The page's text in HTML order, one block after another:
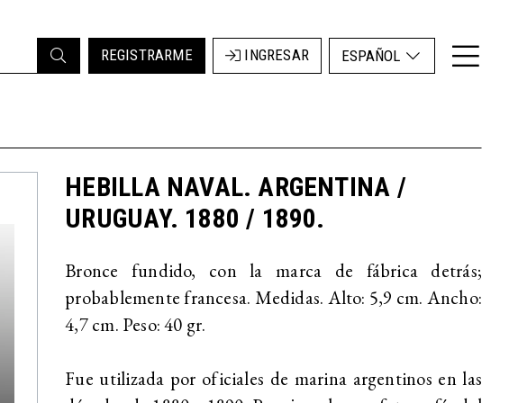
REGISTRARME INGRESAR ESPAÑOL
HEBILLA NAVAL. ARGENTINA /
URUGUAY. 1880 / 1890.
Bronce fundido, con la marca de fábrica detrás;
probablemente francesa. Medidas. Alto: 5,9 cm. Ancho:
4,7 cm. Peso: 40 gr.
Fue utilizada por oficiales de marina argentinos en las